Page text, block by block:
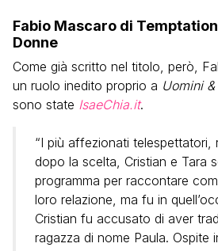
Fabio Mascaro di
Donne
Come già scritto nel titolo, però,
un ruolo inedito proprio a Uomini
sono state IsaeChia.it.
“I più affezionati telespettatori,
dopo la scelta, Cristian e Tara
programma per raccontare
loro relazione, ma fu in
Cristian fu accusato di aver
ragazza di nome Paula. Ospite